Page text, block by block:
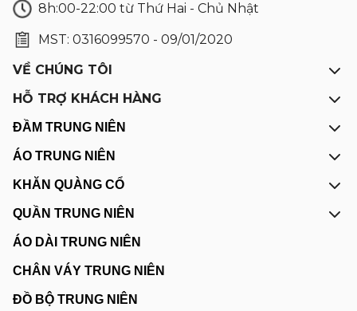
8h:00-22:00 từ Thứ Hai - Chủ Nhật
MST: 0316099570 - 09/01/2020
VỀ CHÚNG TÔI
HỖ TRỢ KHÁCH HÀNG
ĐẦM TRUNG NIÊN
ÁO TRUNG NIÊN
KHĂN QUÀNG CỔ
QUẦN TRUNG NIÊN
ÁO DÀI TRUNG NIÊN
CHÂN VÁY TRUNG NIÊN
ĐỒ BỘ TRUNG NIÊN